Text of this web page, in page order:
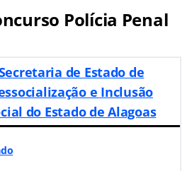
Polícia Penal
de Estado de
e Inclusão
do Estado de Alagoas